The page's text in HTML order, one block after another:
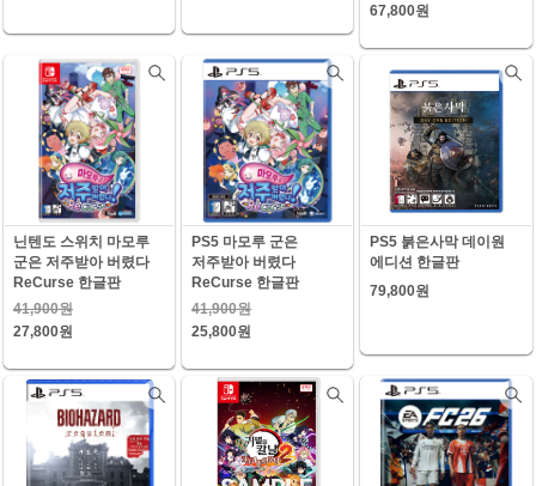
67,800원
닌텐도 스위치 마모루
군은 저주받아 버렸다
ReCurse 한글판
41,900원
27,800원
PS5 마모루 군은
저주받아 버렸다
ReCurse 한글판
41,900원
25,800원
PS5 붉은사막 데이원
에디션 한글판
79,800원